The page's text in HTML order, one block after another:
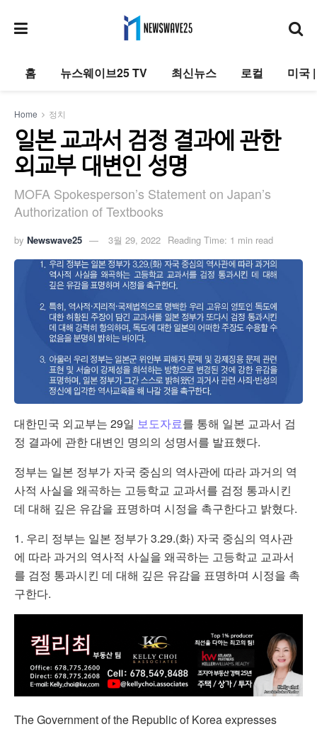
홈 뉴스웨이브25 TV 최신뉴스 로컬 미국
Home 정치
일본 교과서 검정 결과에 관한
외교부 대변인 성명
MOFA Spokesperson’s Statement on Japan’s
Authorization of Textbooks
by Newswave25 3월 29, 2022 Reading Time: 1 min read
대한민국 외교부는 29일 보도자료를 통해 일본 교과서 검
정 결과에 관한 대변인 명의의 성명서를 발표했다.
정부는 일본 정부가 자국 중심의 역사관에 따라 과거의 역
사적 사실을 왜곡하는 고등학교 교과서를 검정 통과시킨
데 대해 깊은 유감을 표명하며 시정을 촉구한다고 밝혔다.
1. 우리 정부는 일본 정부가 3.29.(화) 자국 중심의 역사관
에 따라 과거의 역사적 사실을 왜곡하는 고등학교 교과서
를 검정 통과시킨 데 대해 깊은 유감을 표명하며 시정을 촉
구한다.
The Government of the Republic of Korea expresses